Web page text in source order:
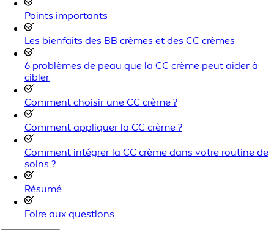
Points importants
Les bienfaits des BB crèmes et des CC crèmes
6 problèmes de peau que la CC crème peut aider à
cibler
Comment choisir une CC crème ?
Comment appliquer la CC crème ?
Comment intégrer la CC crème dans votre routine de
soins ?
Résumé
Foire aux questions